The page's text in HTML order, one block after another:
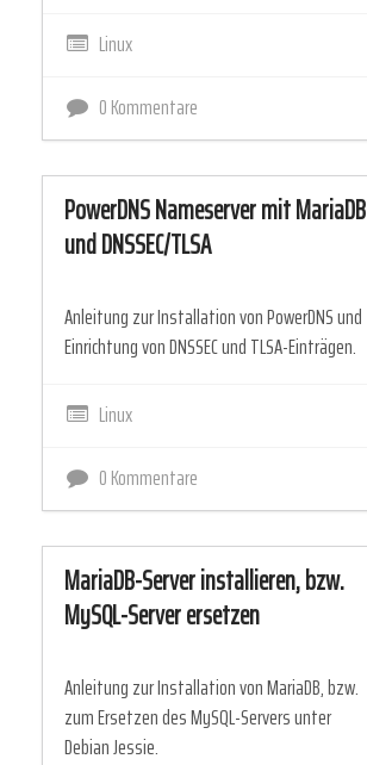
Linux
0 Kommentare
PowerDNS Nameserver mit MariaDB
und DNSSEC/TLSA
Anleitung zur Installation von PowerDNS und
Einrichtung von DNSSEC und TLSA-Einträgen.
Linux
0 Kommentare
MariaDB-Server installieren, bzw.
MySQL-Server ersetzen
Anleitung zur Installation von MariaDB, bzw.
zum Ersetzen des MySQL-Servers unter
Debian Jessie.